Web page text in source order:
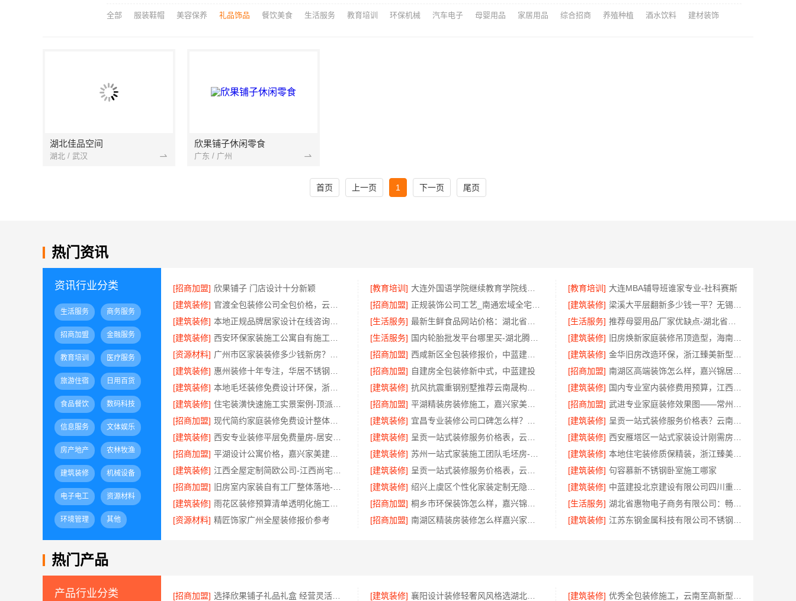
全部 服装鞋帽 美容保养 礼品饰品 餐饮美食 生活服务 教育培训 环保机械 汽车电子 母婴用品 家居用品 综合招商 养殖种植 酒水饮料 建材装饰
湖北佳品空间
湖北 / 武汉
欣果铺子休闲零食
广东 / 广州
首页 上一页 1 下一页 尾页
热门资讯
资讯行业分类
生活服务 商务服务
招商加盟 金融服务
教育培训 医疗服务
旅游住宿 日用百货
食品餐饮 数码科技
信息服务 文体娱乐
房产地产 农林牧渔
建筑装修 机械设备
电子电工 资源材料
环境管理 其他
[招商加盟] 欣果铺子 门店设计十分新颖 [教育培训] [教育培训] 大连MBA辅导班谁家专业-社科赛斯
[建筑装修]
[招商加盟] [建筑装修]
梁溪大平层翻新多少钱一平？无锡亿莱居装饰工程材料有限公司
[建筑装修]
[生活服务] [生活服务]
[建筑装修]
[生活服务] [建筑装修]
旧房焕新家庭装修吊顶造型，海南万赢饰家新型建筑材料有限公美化空间
[资源材料]
[招商加盟] [建筑装修]
[建筑装修]
[招商加盟] 自建房全包装修新中式，中蓝建投 [招商加盟]
[建筑装修]
[建筑装修] [建筑装修]
[建筑装修]
[招商加盟] [招商加盟]
[招商加盟]
[建筑装修] [建筑装修]
呈贡一站式装修服务价格表？云南至高新型建材有限公司
[建筑装修]
[建筑装修] [建筑装修]
[招商加盟]
[建筑装修] [建筑装修]
本地住宅装修质保精装，浙江臻美新型建材有限公司放心选
[建筑装修]
[建筑装修] [建筑装修] 句容慕新不锈钢卧室施工哪家
[招商加盟]
[建筑装修] [建筑装修]
中蓝建投北京建设有限公司四川重钢别墅局部改造
[建筑装修]
[招商加盟] [生活服务]
湖北省惠物电子商务有限公司：畅销生鲜食品软件功能
[资源材料] 精匠饰家广州全屋装修报价参考 [招商加盟] [建筑装修]
热门产品
产品行业分类 [招商加盟] [建筑装修] [建筑装修]